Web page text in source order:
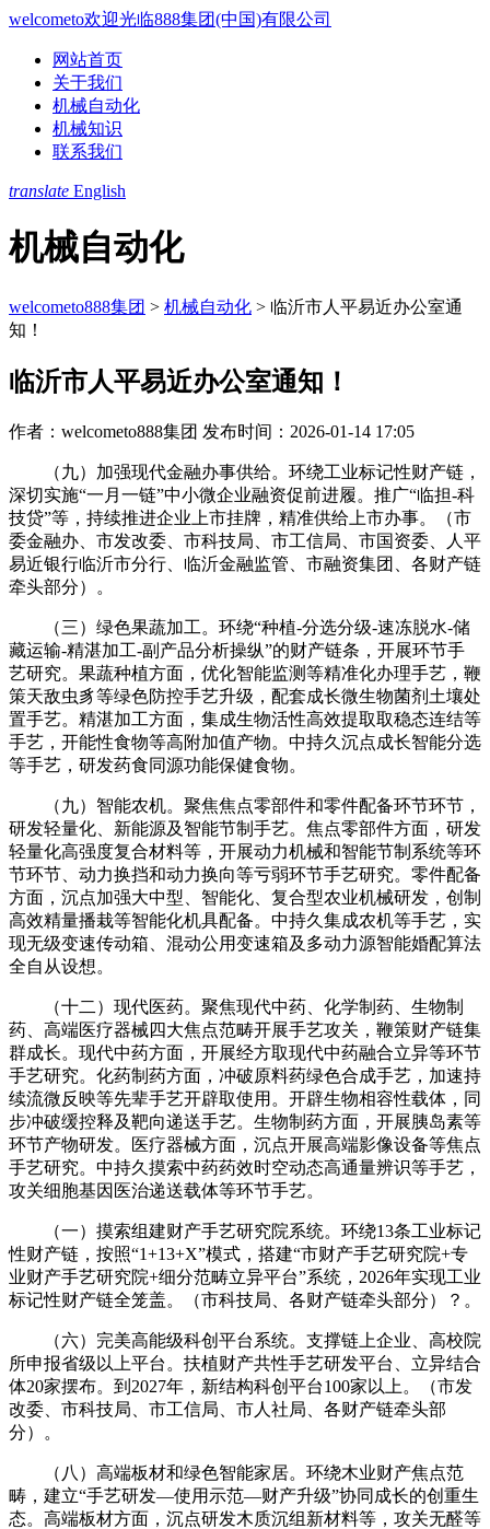
welcometo欢迎光临888集团(中国)有限公司
网站首页
关于我们
机械自动化
机械知识
联系我们
translate English
机械自动化
welcometo888集团 > 机械自动化 > 临沂市人平易近办公室通
知！
临沂市人平易近办公室通知！
作者：welcometo888集团 发布时间：2026-01-14 17:05
（九）加强现代金融办事供给。环绕工业标记性财产链，
深切实施“一月一链”中小微企业融资促前进履。推广“临担-科
技贷”等，持续推进企业上市挂牌，精准供给上市办事。（市
委金融办、市发改委、市科技局、市工信局、市国资委、人平
易近银行临沂市分行、临沂金融监管、市融资集团、各财产链
牵头部分）。
（三）绿色果蔬加工。环绕“种植-分选分级-速冻脱水-储
藏运输-精湛加工-副产品分析操纵”的财产链条，开展环节手
艺研究。果蔬种植方面，优化智能监测等精准化办理手艺，鞭
策天敌虫豸等绿色防控手艺升级，配套成长微生物菌剂土壤处
置手艺。精湛加工方面，集成生物活性高效提取取稳态连结等
手艺，开能性食物等高附加值产物。中持久沉点成长智能分选
等手艺，研发药食同源功能保健食物。
（九）智能农机。聚焦焦点零部件和零件配备环节环节，
研发轻量化、新能源及智能节制手艺。焦点零部件方面，研发
轻量化高强度复合材料等，开展动力机械和智能节制系统等环
节环节、动力换挡和动力换向等亏弱环节手艺研究。零件配备
方面，沉点加强大中型、智能化、复合型农业机械研发，创制
高效精量播栽等智能化机具配备。中持久集成农机等手艺，实
现无级变速传动箱、混动公用变速箱及多动力源智能婚配算法
全自从设想。
（十二）现代医药。聚焦现代中药、化学制药、生物制
药、高端医疗器械四大焦点范畴开展手艺攻关，鞭策财产链集
群成长。现代中药方面，开展经方取现代中药融合立异等环节
手艺研究。化药制药方面，冲破原料药绿色合成手艺，加速持
续流微反映等先辈手艺开辟取使用。开辟生物相容性载体，同
步冲破缓控释及靶向递送手艺。生物制药方面，开展胰岛素等
环节产物研发。医疗器械方面，沉点开展高端影像设备等焦点
手艺研究。中持久摸索中药药效时空动态高通量辨识等手艺，
攻关细胞基因医治递送载体等环节手艺。
（一）摸索组建财产手艺研究院系统。环绕13条工业标记
性财产链，按照“1+13+X”模式，搭建“市财产手艺研究院+专
业财产手艺研究院+细分范畴立异平台”系统，2026年实现工业
标记性财产链全笼盖。（市科技局、各财产链牵头部分）？。
（六）完美高能级科创平台系统。支撑链上企业、高校院
所申报省级以上平台。扶植财产共性手艺研发平台、立异结合
体20家摆布。到2027年，新结构科创平台100家以上。（市发
改委、市科技局、市工信局、市人社局、各财产链牵头部
分）。
（八）高端板材和绿色智能家居。环绕木业财产焦点范
畴，建立“手艺研发—使用示范—财产升级”协同成长的创重生
态。高端板材方面，沉点研发木质沉组新材料等，攻关无醛等